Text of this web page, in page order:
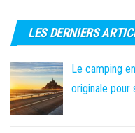
LES DERNIERS
Le camping
originale pour